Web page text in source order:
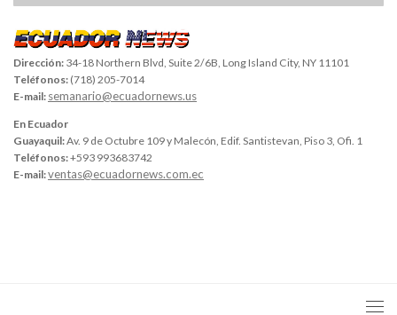
Dirección: 34-18 Northern Blvd, Suite 2/6B, Long Island City, NY 11101
Teléfonos: (718) 205-7014
E-mail: semanario@ecuadornews.us
En Ecuador
Guayaquil:Av. 9 de Octubre 109 y Malecón, Edif. Santistevan, Piso 3, Ofi. 1
Teléfonos:+593 993683742
E-mail:ventas@ecuadornews.com.ec